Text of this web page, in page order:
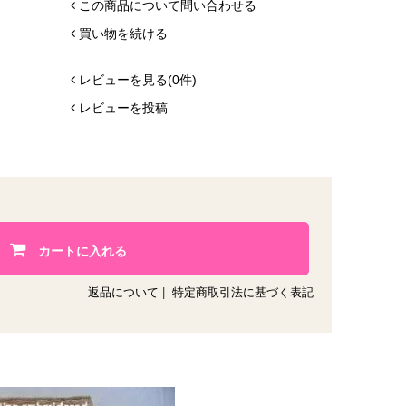
この商品について問い合わせる
買い物を続ける
レビューを見る(0件)
レビューを投稿
カートに入れる
返品について 特定商取引法に基づく表記